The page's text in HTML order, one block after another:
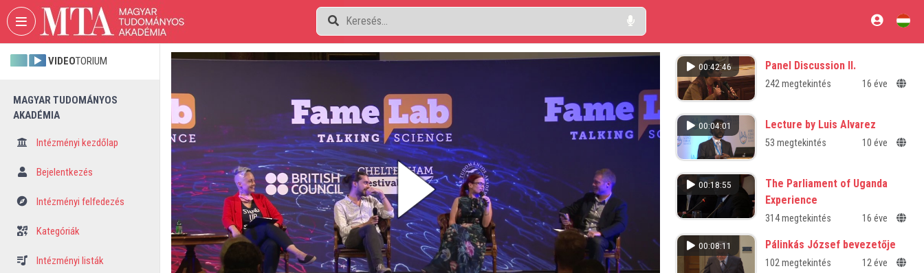
Fejléc kihagyása Menü kihagyása Tartalom kihagyása
VIDEOTORIUM
MAGYAR TUDOMÁNYOS
AKADÉMIA
Intézményi kezdőlap
Bejelentkezés
Intézményi felfedezés
Kategóriák
Intézményi listák
00:42:46 Panel Discussion II.
242 megtekintés 16 éve
00:04:01 Lecture by Luis Alvarez
53 megtekintés 10 éve
00:18:55
The Parliament of Uganda
Experience
314 megtekintés 16 éve
00:08:11 Pálinkás József bevezetője
102 megtekintés 12 éve